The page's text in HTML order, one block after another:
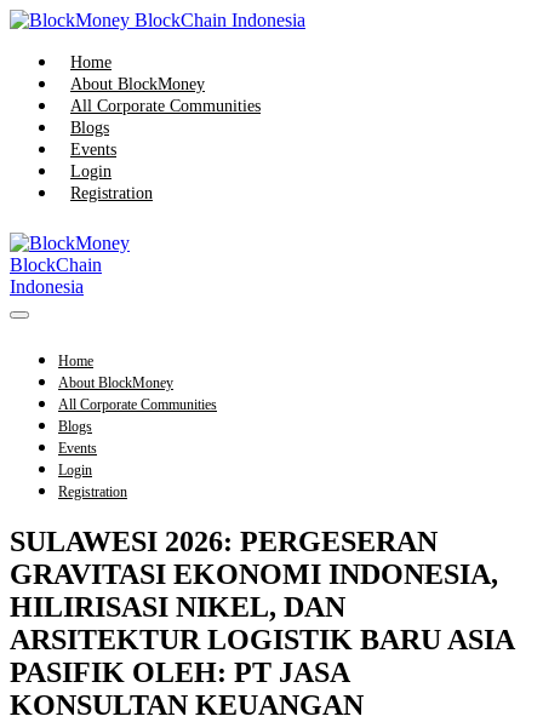
Skip
content
Home
About BlockMoney
All Corporate Communities
Blogs
Events
Login
Registration
Menu
Home
About BlockMoney
All Corporate Communities
Blogs
Events
Login
Registration
SULAWESI 2026: PERGESERAN
GRAVITASI EKONOMI INDONESIA,
HILIRISASI NIKEL, DAN
ARSITEKTUR LOGISTIK BARU ASIA
PASIFIK OLEH: PT JASA
KONSULTAN KEUANGAN